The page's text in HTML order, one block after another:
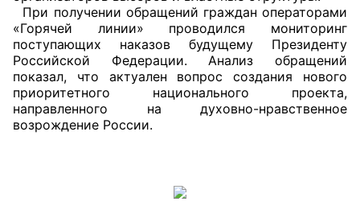
При получении обращений граждан операторами
«Горячей линии» проводился мониторинг
поступающих наказов будущему Президенту
Российской Федерации. Анализ обращений
показал, что актуален вопрос создания нового
приоритетного национального проекта,
направленного на духовно-нравственное
возрождение России.